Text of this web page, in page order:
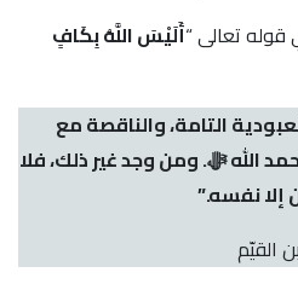
قوله تعالى “أَلَيْسَ اللَّهُ بِكَافٍ
التامة، والناقصة مع
الله ﷻ. ومن وجد غير ذلك، فلا
إلا نفسه.”
القيّم